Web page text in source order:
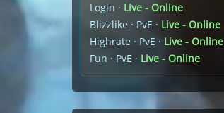
Login · Live - Online
Blizzlike · PvE · Live - Online
Highrate · PvE · Live - Online
Fun · PvE · Live - Online